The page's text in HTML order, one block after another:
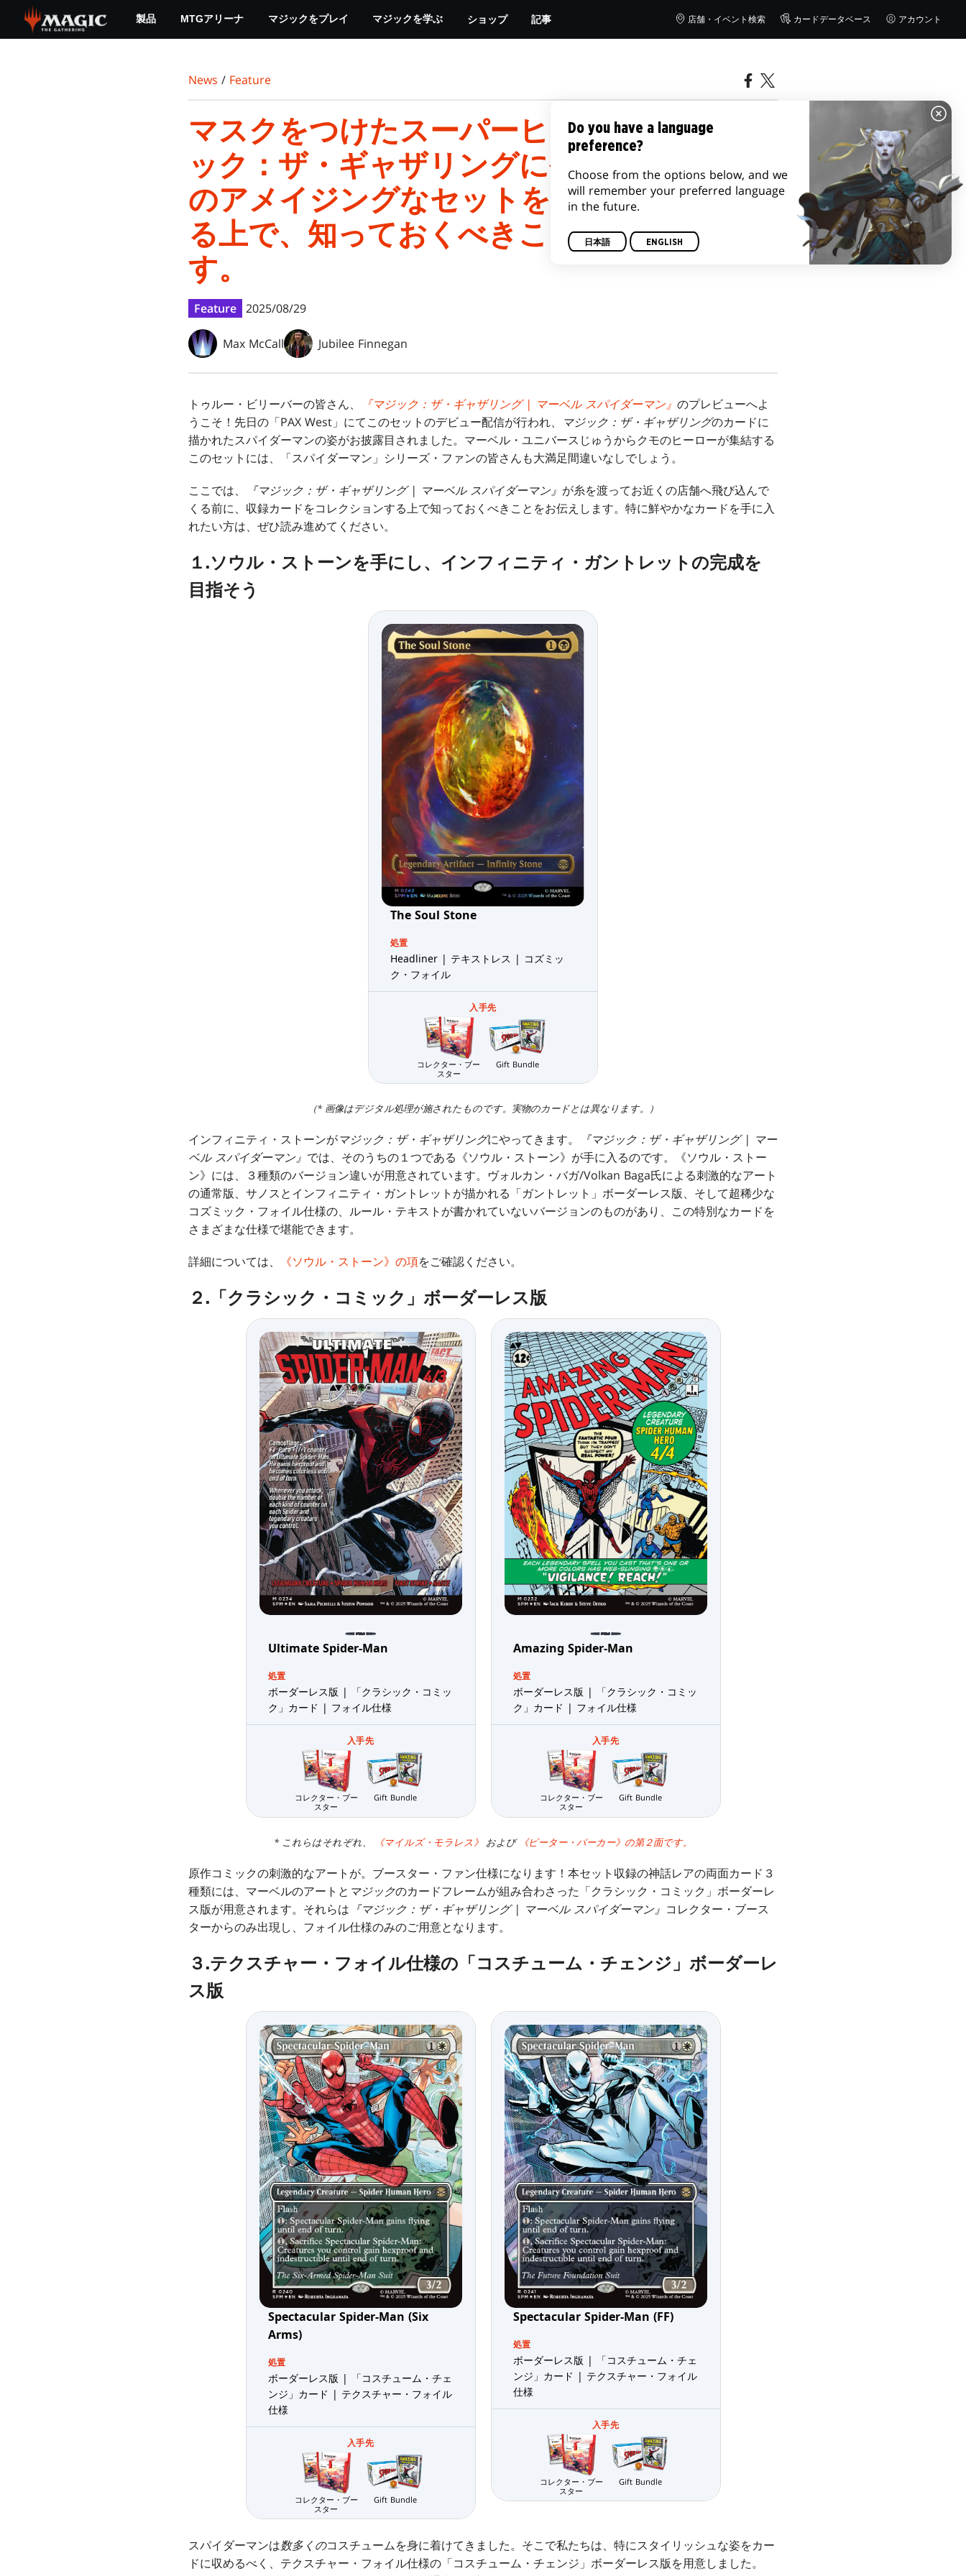
main
製品 MTGアリーナ マジックをプレイ マジックを学ぶ ショップ 記事 店舗・イベント検索 カードデータベース アカウント
News / Feature
マスクをつけたスーパーヒーローが、マジ
ック：ザ・ギャザリングにやってくる！こ
のアメイジングなセットをコレクションす
る上で、知っておくべきことをお伝えしま
す。
Feature 2025/08/29
Max McCall Jubilee Finnegan
トゥルー・ビリーバーの皆さん、 『マジック：ザ・ギャザリング | マーベル スパイダーマン』 のプレビューへよ
うこそ！先日の「PAX West」にてこのセットのデビュー配信が行われ、
マジック：ザ・ギャザリングのカードに
描かれたスパイダーマンの姿がお披露目されました。マーベル・ユニバースじゅうからクモのヒーローが集結する
このセットには、「スパイダーマン」シリーズ・ファンの皆さんも大満足間違いなしでしょう。
ここでは、 『マジック：ザ・ギャザリング | マーベル スパイダーマン』 が糸を渡ってお近くの店舗へ飛び込んで
くる前に、収録カードをコレクションする上で知っておくべきことをお伝えします。特に鮮やかなカードを手に入
れたい方は、ぜひ読み進めてください。
１.ソウル・ストーンを手にし、インフィニティ・ガントレットの完成を
目指そう
The Soul Stone
処置
Headliner | テキストレス | コズミッ
ク・フォイル
入手先
コレクター・ブー
スター
Gift Bundle
（* 画像はデジタル処理が施されたものです。実物のカードとは異なります。）
インフィニティ・ストーンがマジック：ザ・ギャザリングにやってきます。
『マジック：ザ・ギャザリング | マー
ベル スパイダーマン』 では、そのうちの１つである《ソウル・ストーン》が手に入るのです。
《ソウル・ストー
ン》には、３種類のバージョン違いが用意されています。ヴォルカン・バガ/Volkan Baga氏による刺激的なアート
の通常版、サノスとインフィニティ・ガントレットが描かれる「ガントレット」ボーダーレス版、そして超稀少な
コズミック・フォイル仕様の、ルール・テキストが書かれていないバージョンのものがあり、この特別なカードを
さまざまな仕様で堪能できます。
詳細については、 《ソウル・ストーン》の項をご確認ください。
２.「クラシック・コミック」ボーダーレス版
Ultimate Spider-Man
処置
ボーダーレス版 | 「クラシック・コミッ
ク」カード | フォイル仕様
入手先
コレクター・ブー
スター
Gift Bundle
Amazing Spider-Man
処置
ボーダーレス版 | 「クラシック・コミッ
ク」カード | フォイル仕様
入手先
コレクター・ブー
スター
Gift Bundle
* これらはそれぞれ、 《マイルズ・モラレス》 および 《ピーター・パーカー》の第２面です。
原作コミックの刺激的なアートが。ブースター・ファン仕様になります！本セット収録の神話レアの両面カード３
種類には、マーベルのアートと マジックのカードフレームが組み合わさった「クラシック・コミック」ボーダーレ
ス版が用意されます。それらは 『マジック：ザ・ギャザリング | マーベル スパイダーマン』 コレクター・ブース
ターからのみ出現し、フォイル仕様のみのご用意となります。
３.テクスチャー・フォイル仕様の「コスチューム・チェンジ」ボーダーレ
ス版
Spectacular Spider-Man (Six
Arms)
処置
ボーダーレス版 | 「コスチューム・チェ
ンジ」カード | テクスチャー・フォイル
仕様
入手先
コレクター・ブー
スター
Gift Bundle
Spectacular Spider-Man (FF)
処置
ボーダーレス版 | 「コスチューム・チェ
ンジ」カード | テクスチャー・フォイル
仕様
入手先
コレクター・ブー
スター
Gift Bundle
スパイダーマンは数多くのコスチュームを身に着けてきました。そこで私たちは、特にスタイリッシュな姿をカー
ドに収めるべく、テクスチャー・フォイル仕様の「コスチューム・チェンジ」ボーダーレス版を用意しました。
Do you have a language
preference?
Choose from the options below, and we
will remember your preferred language
in the future.
日本語 ENGLISH